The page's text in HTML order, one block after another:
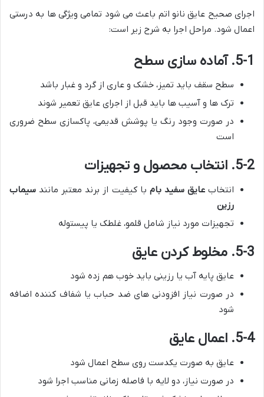
اجرای صحیح عایق نانو اتم باعث می شود تمامی ویژگی ها به درستی
اعمال شود. مراحل اجرا به شرح زیر است:
5-1. آماده سازی سطح
سطح سقف باید تمیز، خشک و عاری از گرد و غبار باشد
ترک ها و آسیب ها باید قبل از اجرای عایق تعمیر شوند
در صورت وجود رنگ یا پوشش قدیمی، پاکسازی سطح ضروری
است
5-2. انتخاب محصول و تجهیزات
انتخابعایق سفید بام با کیفیت از برند معتبر مانند سیماب
رزین
تجهیزات مورد نیاز شامل قلمو، غلطک یا پیستوله
5-3. مخلوط کردن عایق
عایق پایه آب یا رزینی باید خوب هم زده شود
در صورت نیاز افزودنی های ضد حباب یا شفاف کننده اضافه
شود
5-4. اعمال عایق
عایق به صورت یکدست روی سطح اعمال شود
در صورت نیاز، دو لایه با فاصله زمانی مناسب اجرا شود